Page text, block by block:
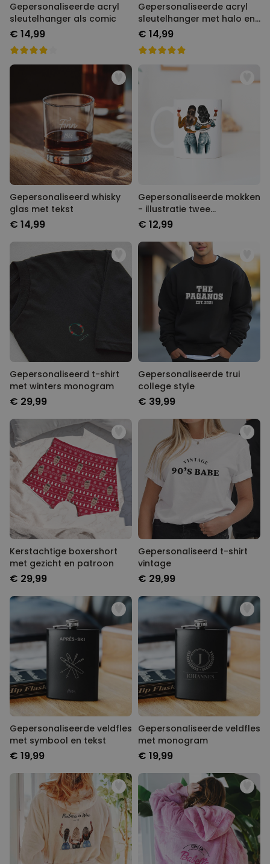
Gepersonaliseerde acryl
sleutelhanger als comic
€ 14,99
Gepersonaliseerde acryl
sleutelhanger met halo en
gezicht
€ 14,99
Gepersonaliseerd whisky
glas met tekst
€ 14,99
Gepersonaliseerde mokken
- illustratie twee
vriendinnen
€ 12,99
Gepersonaliseerd t-shirt
met winters monogram
€ 29,99
Gepersonaliseerde trui
college style
€ 39,99
Kerstachtige boxershort
met gezicht en patroon
€ 29,99
Gepersonaliseerd t-shirt
vintage
€ 29,99
Gepersonaliseerde veldfles
met symbool en tekst
€ 19,99
Gepersonaliseerde veldfles
met monogram
€ 19,99